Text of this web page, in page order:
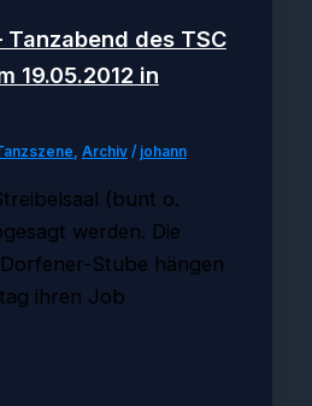
des TSC
19.05.2012 in
, Archiv/ johann
(bunt o.
werden. Die
Stube hängen
ihren Job